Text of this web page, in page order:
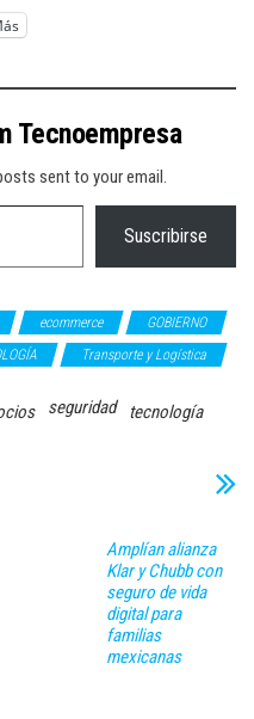
Tecnoempresa
sent to your email.
Suscribirse
ecommerce
GOBIERNO
Transporte y Logística
seguridad tecnología
Amplían alianza
Klar y Chubb con
seguro de vida
digital para
familias
mexicanas